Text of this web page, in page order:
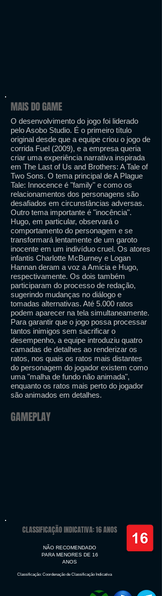
MAIS DO GAME
O desenvolvimento do jogo foi liderado
pelo Asobo Studio. É o primeiro título
original desde que a equipe criou o jogo de
corrida Fuel (2009), e a empresa queria
criar uma experiência narrativa inspirada
em The Last of Us and Brothers: A Tale of
Two Sons. O tema principal de A Plague
Tale: Innocence é "family" e como os
relacionamentos dos personagens são
desafiados em circunstâncias adversas.
Outro tema importante é "inocência".
Hugo, em particular, observará o
comportamento do personagem e se
transformará lentamente de um garoto
inocente em um indivíduo cruel. Os atores
infantis Charlotte McBurney e Logan
Hannan deram a voz a Amicia e Hugo,
respectivamente. Os dois também
participaram do processo de redação,
sugerindo mudanças no diálogo e
tomadas alternativas. Até 5.000 ratos
podem aparecer na tela simultaneamente.
Para garantir que o jogo possa processar
tantos inimigos sem sacrificar o
desempenho, a equipe introduziu quatro
camadas de detalhes ao renderizar os
ratos, nos quais os ratos mais distantes
do personagem do jogador existem como
uma "malha de fundo não animada",
enquanto os ratos mais perto do jogador
são animados em detalhes.
GAMEPLAY
CLASSIFICAÇÃO INDICATIVA: 16 ANOS
NÃO RECOMENDADO
PARA MENORES DE 16
ANOS
Classificação: Coordenação de Classificação Indicativa